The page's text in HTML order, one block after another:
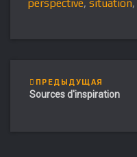
perspective, situation,
ПРЕДЫДУЩАЯ
Sources d'inspiration